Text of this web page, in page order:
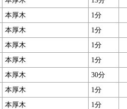
本厚木 1分
本厚木 1分
本厚木 1分
本厚木 1分
本厚木 30分
本厚木 1分
本厚木 1分